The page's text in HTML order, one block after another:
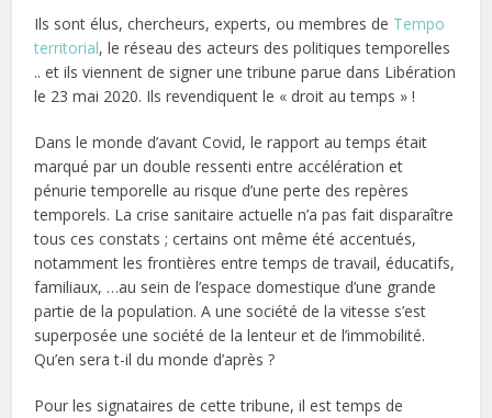
Ils sont élus, chercheurs, experts, ou membres de Tempo
territorial, le réseau des acteurs des politiques temporelles
.. et ils viennent de signer une tribune parue dans Libération
le 23 mai 2020. Ils revendiquent le « droit au temps » !
Dans le monde d’avant Covid, le rapport au temps était
marqué par un double ressenti entre accélération et
pénurie temporelle au risque d’une perte des repères
temporels. La crise sanitaire actuelle n’a pas fait disparaître
tous ces constats ; certains ont même été accentués,
notamment les frontières entre temps de travail, éducatifs,
familiaux, …au sein de l’espace domestique d’une grande
partie de la population. A une société de la vitesse s’est
superposée une société de la lenteur et de l’immobilité.
Qu’en sera t-il du monde d’après ?
Pour les signataires de cette tribune, il est temps de